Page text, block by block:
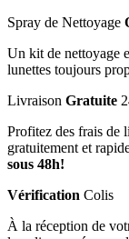
Spray de Nettoyage
Un kit de nettoyage
lunettes toujours
Livraison Gratuite
Profitez des frais de
gratuitement et
sous 48h!
Vérification Colis
À la réception de